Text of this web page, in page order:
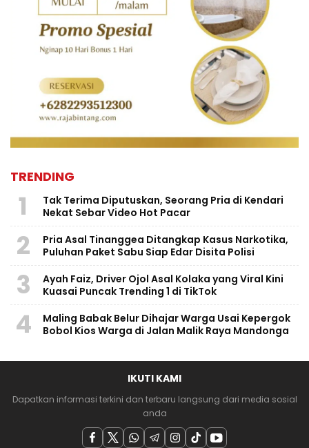
TRENDING
1
Tak Terima Diputuskan, Seorang Pria di Kendari
Nekat Sebar Video Hot Pacar
2
Pria Asal Tinanggea Ditangkap Kasus Narkotika,
Puluhan Paket Sabu Siap Edar Disita Polisi
3
Ayah Faiz, Driver Ojol Asal Kolaka yang Viral Kini
Kuasai Puncak Trending 1 di TikTok
4
Maling Babak Belur Dihajar Warga Usai Kepergok
Bobol Kios Warga di Jalan Malik Raya Mandonga
IKUTI KAMI
Dapatkan informasi terkini dan terbaru langsung dari media sosial
anda